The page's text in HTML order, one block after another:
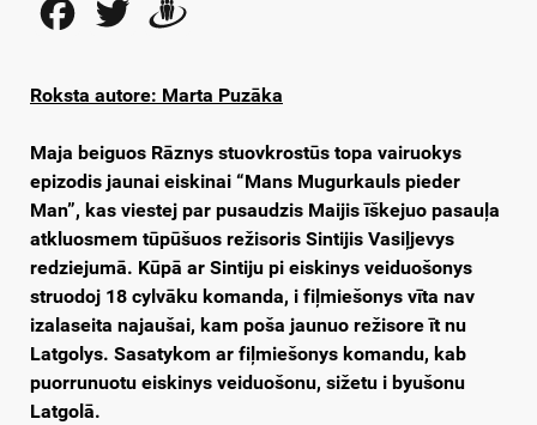
FacebookTwitter
Roksta autore: Marta Puzāka
Maja beiguos Rāznys stuovkrostūs topa vairuokys
epizodis jaunai eiskinai “Mans Mugurkauls pieder
Man”, kas viestej par pusaudzis Maijis īškejuo pasauļa
atkluosmem tūpūšuos režisoris Sintijis Vasiļjevys
redziejumā. Kūpā ar Sintiju pi eiskinys veiduošonys
struodoj 18 cylvāku komanda, i fiļmiešonys vīta nav
izalaseita najaušai, kam poša jaunuo režisore īt nu
Latgolys. Sasatykom ar fiļmiešonys komandu, kab
puorrunuotu eiskinys veiduošonu, sižetu i byušonu
Latgolā.